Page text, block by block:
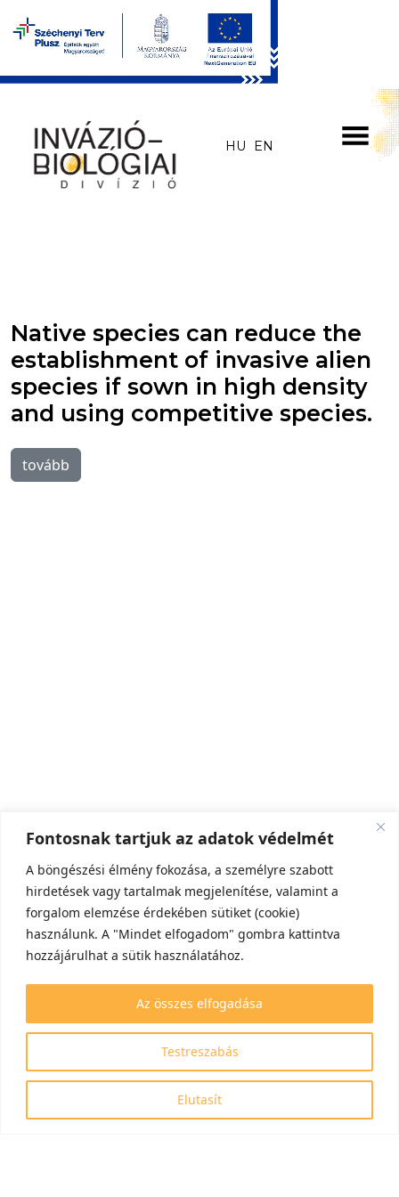
Fontosnak tartjuk az adatok védelmét
A böngészési élmény fokozása, a személyre szabott
hirdetések vagy tartalmak megjelenítése, valamint a
forgalom elemzése érdekében sütiket (cookie)
használunk. A "Mindet elfogadom" gombra kattintva
hozzájárulhat a sütik használatához.
Testreszabás
Elutasít
Az összes elfogadása
Skip to main content
HU EN
Native species can reduce the
establishment of invasive alien
species if sown in high density
and using competitive species.
tovább